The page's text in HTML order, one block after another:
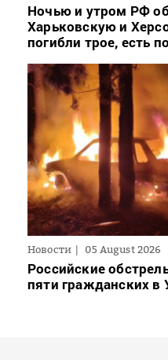
Ночью и утром РФ
Харьковскую и
погибли трое, есть
Новости 05 August 2026
Российские
пяти гражданских в